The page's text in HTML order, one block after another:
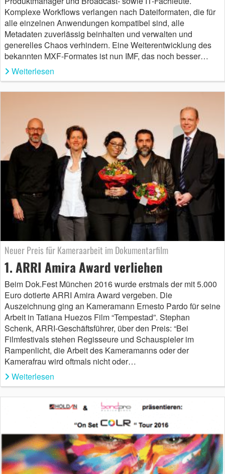
Komplexe Workflows verlangen nach Dateiformaten, die für
alle einzelnen Anwendungen kompatibel sind, alle
Metadaten zuverlässig beinhalten und verwalten und
generelles Chaos verhindern. Eine Weiterentwicklung des
bekannten MXF-Formates ist nun IMF, das noch besser…
Weiterlesen
Neuer Preis für Kameraarbeit im Dokumentarfilm
1. ARRI Amira Award verliehen
Beim Dok.Fest München 2016 wurde erstmals der mit 5.000
Euro dotierte ARRI Amira Award vergeben. Die
Auszeichnung ging an Kameramann Ernesto Pardo für seine
Arbeit in Tatiana Huezos Film “Tempestad”. Stephan
Schenk, ARRI-Geschäftsführer, über den Preis: “Bei
Filmfestivals stehen Regisseure und Schauspieler im
Rampenlicht, die Arbeit des Kameramanns oder der
Kamerafrau wird oftmals nicht oder…
Weiterlesen